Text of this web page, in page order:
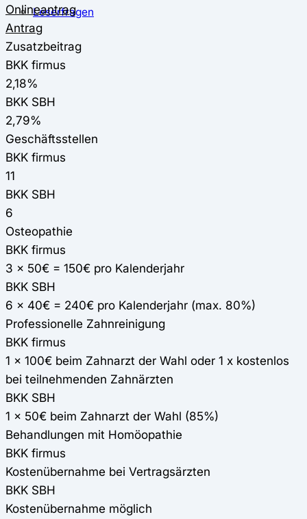
Leserfragen
Onlineantrag
Antrag
Zusatzbeitrag
BKK firmus
2,18%
BKK SBH
2,79%
Geschäftsstellen
BKK firmus
11
BKK SBH
6
Osteopathie
BKK firmus
3 x 50€ = 150€ pro Kalenderjahr
BKK SBH
6 x 40€ = 240€ pro Kalenderjahr (max. 80%)
Professionelle Zahnreinigung
BKK firmus
1 x 100€ beim Zahnarzt der Wahl oder 1 x kostenlos
bei teilnehmenden Zahnärzten
BKK SBH
1 x 50€ beim Zahnarzt der Wahl (85%)
Behandlungen mit Homöopathie
BKK firmus
Kostenübernahme bei Vertragsärzten
BKK SBH
Kostenübernahme möglich